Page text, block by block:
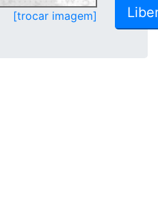
[trocar imagem]